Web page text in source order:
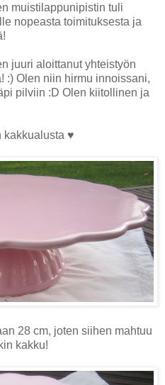
muistilappunipistin tuli
nopeasta toimituksesta ja
juuri aloittanut yhteistyön
:) Olen niin hirmu innoissani,
pilviin :D Olen kiitollinen ja
kakkualusta ♥
28 cm, joten siihen mahtuu
kakku!